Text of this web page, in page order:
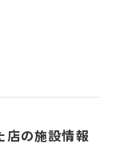
店の施設情報